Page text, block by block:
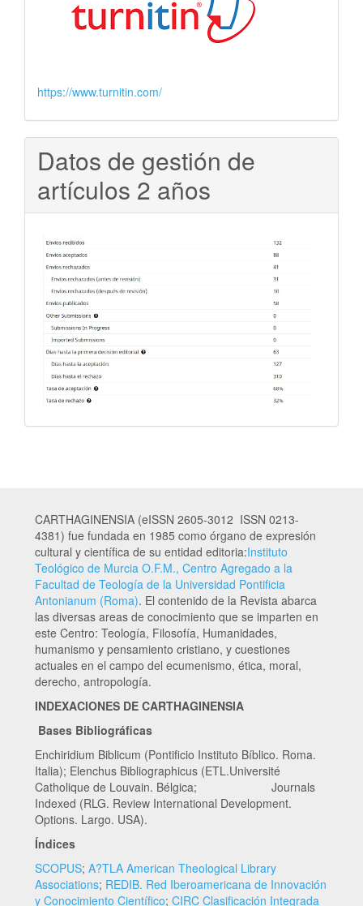
https://www.turnitin.com/
Datos de gestión de
artículos 2 años
CARTHAGINENSIA (eISSN 2605-3012 ISSN 0213-
4381) fue fundada en 1985 como órgano de expresión
cultural y científica de su entidad editoria:Instituto
Teológico de Murcia O.F.M., Centro Agregado a la
Facultad de Teología de la Universidad Pontificia
Antonianum (Roma). El contenido de la Revista abarca
las diversas areas de conocimiento que se imparten en
este Centro: Teología, Filosofía, Humanidades,
humanismo y pensamiento cristiano, y cuestiones
actuales en el campo del ecumenismo, ética, moral,
derecho, antropología.
INDEXACIONES DE CARTHAGINENSIA
Bases Bibliográficas
Enchiridium Biblicum (Pontificio Instituto Bíblico. Roma.
Italia); Elenchus Bibliographicus (ETL.Université
Catholique de Louvain. Bélgica; Journals
Indexed (RLG. Review International Development.
Options. Largo. USA).
Índices
SCOPUS; A?TLA American Theological Library
Associations; REDIB. Red Iberoamericana de Innovación
y Conocimiento Científico; CIRC Clasificación Integrada